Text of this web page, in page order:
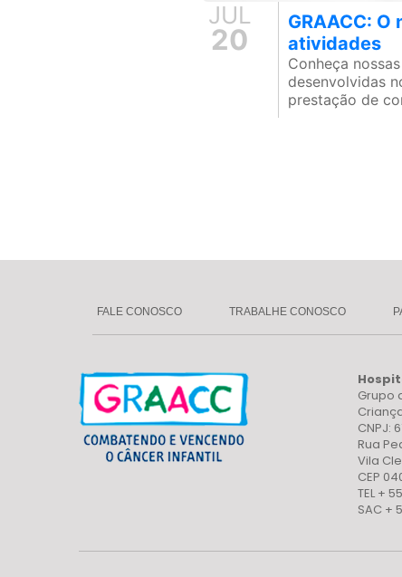
JUL
20
GRAACC:
atividades
Conheça
desenvolvidas
prestação de
FALE CONOSCO TRABALHE CONOSCO
Grupo
CNPJ:
Rua
Vila
CEP
TEL +
SAC +